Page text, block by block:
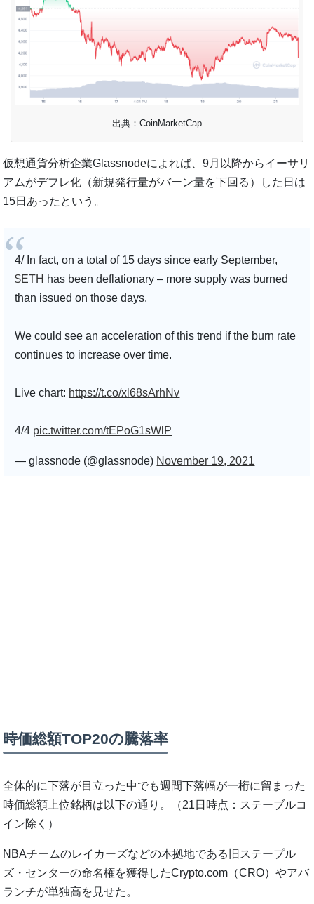
出典：CoinMarketCap
仮想通貨分析企業Glassnodeによれば、9月以降からイーサリ
アムがデフレ化（新規発行量がバーン量を下回る）した日は
15日あったという。
4/ In fact, on a total of 15 days since early September,
$ETH has been deflationary – more supply was burned
than issued on those days.
We could see an acceleration of this trend if the burn rate
continues to increase over time.
Live chart: https://t.co/xl68sArhNv
4/4 pic.twitter.com/tEPoG1sWlP
— glassnode (@glassnode) November 19, 2021
時価総額TOP20の騰落率
全体的に下落が目立った中でも週間下落幅が一桁に留まった
時価総額上位銘柄は以下の通り。（21日時点：ステーブルコ
イン除く）
NBAチームのレイカーズなどの本拠地である旧ステープル
ズ・センターの命名権を獲得したCrypto.com（CRO）やアバ
ランチが単独高を見せた。